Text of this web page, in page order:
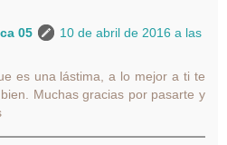
05
10 de abril de 2016 a las
es una lástima, a lo mejor a ti te
Muchas gracias por pasarte y